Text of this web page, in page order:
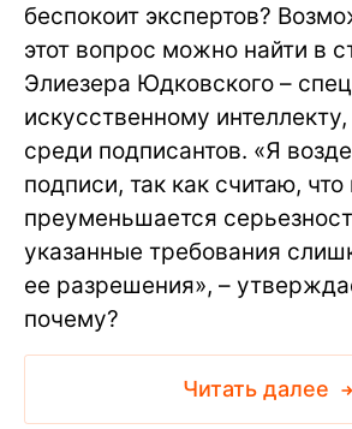
беспокоит экспертов?
этот вопрос можно найти в
Элиезера Юдковского –
искусственному интеллекту,
среди подписантов. «Я
подписи, так как считаю,
преуменьшается
указанные требования
ее разрешения», –
почему?
Читать далее